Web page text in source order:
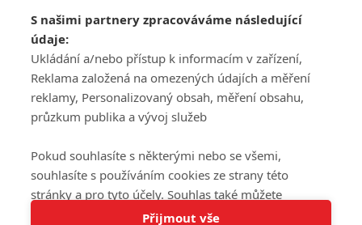
Tato stránka používá soubory cookies.
Šéfredaktorkou webu jePetr Slavík, e-mailserialy@fandimefilmu.cz
Máte-li zájem o inzerci na našem webu napište nám na e-mail
studio@koncal.com
Ochrana osobních údajů|Zásady používání cookies |Pravidla webu
Upravit nastavení soukromí
S našimi partnery zpracováváme následující
údaje:
Ukládání a/nebo přístup k informacím v zařízení,
Reklama založená na omezených údajích a měření
reklamy, Personalizovaný obsah, měření obsahu,
průzkum publika a vývoj služeb
Pokud souhlasíte s některými nebo se všemi,
souhlasíte s používáním cookies ze strany této
stránky a pro tyto účely. Souhlas také můžete
odmítnout, ale v takovém případě vám na stránce
Přijmout vše